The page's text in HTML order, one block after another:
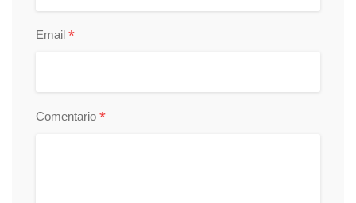
Email *
Comentario *